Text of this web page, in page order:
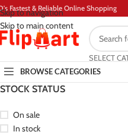
Skip to navigation
Skip to main content
Fastest & Reliable Online Shopping
SELECT
BROWSE CATEGORIES
STOCK STATUS
On sale
In stock